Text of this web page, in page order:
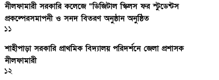
নীলফামারী সরকারি কলেজে “ডিজিটাল স্কিলস ফর স্টুডেন্টস
প্রকল্পেরসমাপনী ও সনদ বিতরণ অনুষ্ঠান অনুষ্ঠিত
১১
শাহীপাড়া সরকারি প্রাথমিক বিদ্যালয় পরিদর্শনে জেলা প্রশাসক
নীলফামারী
১২